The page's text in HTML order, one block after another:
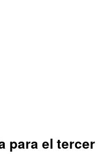
para el tercer